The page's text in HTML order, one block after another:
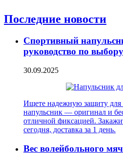
Последние новости
Спортивный
руководство по
30.09.2025
Ищете надежную защиту для
напульсник — оригинал и
отличной фиксацией.
сегодня, доставка за 1 день.
Вес волейбольного